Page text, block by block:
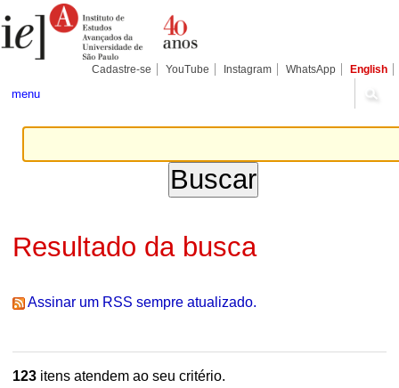
para
conteúdo.
Pessoais
Cadastre-se YouTube Instagram WhatsApp English
menu
Resultado da busca
Assinar um RSS sempre atualizado.
123itens atendem ao seu critério.